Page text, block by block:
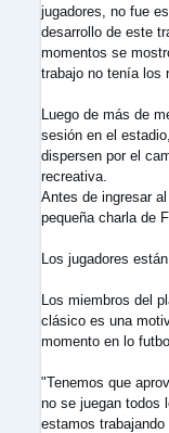
jugadores, no fue
desarrollo de este
momentos se
trabajo no tenía los
Luego de más de
sesión en el
dispersen por el
recreativa.
Antes de ingresar
pequeña charla de
Los jugadores
Los miembros del
clásico es una
momento en lo
"Tenemos que
no se juegan todos
estamos